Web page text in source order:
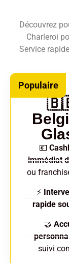
Découvrez
Charleroi
Service
💶
immédiat
ou
⚡
rapide
🤝
suivi
Populaire